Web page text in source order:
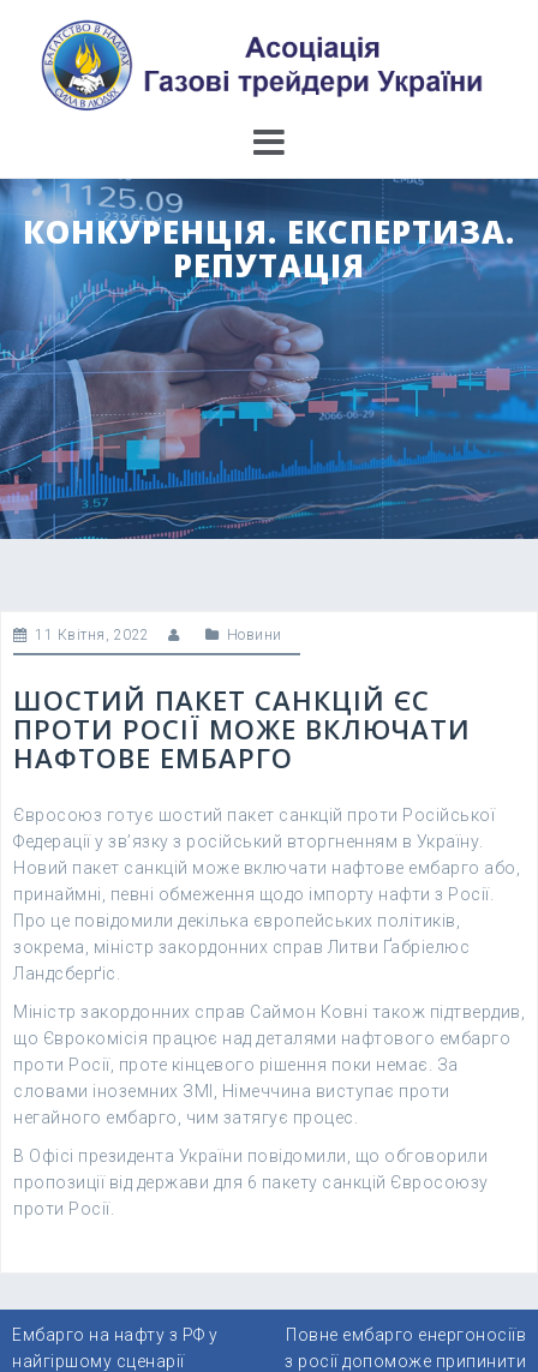
content
КОНКУРЕНЦІЯ. ЕКСПЕРТИЗА.
РЕПУТАЦІЯ
11 Квітня, 2022 Новини
ШОСТИЙ ПАКЕТ САНКЦІЙ ЄС
ПРОТИ РОСІЇ МОЖЕ ВКЛЮЧАТИ
НАФТОВЕ ЕМБАРГО
Євросоюз готує шостий пакет санкцій проти Російської
Федерації у зв’язку з російський вторгненням в Україну.
Новий пакет санкцій може включати нафтове ембарго або,
принаймні, певні обмеження щодо імпорту нафти з Росії.
Про це повідомили декілька європейських політиків,
зокрема, міністр закордонних справ Литви Ґабріелюс
Ландсберґіс.
Міністр закордонних справ Саймон Ковні також підтвердив,
що Єврокомісія працює над деталями нафтового ембарго
проти Росії, проте кінцевого рішення поки немає. За
словами іноземних ЗМІ, Німеччина виступає проти
негайного ембарго, чим затягує процес.
В Офісі президента України повідомили, що обговорили
пропозиції від держави для 6 пакету санкцій Євросоюзу
проти Росії.
Навігація
записів
Ембарго на нафту з РФ у
найгіршому сценарії
Повне ембарго енергоносіїв
з росії допоможе припинити